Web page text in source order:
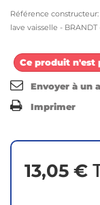
Référence
lave vaisselle - BRANDT
Ce produit n'est
Envoyer à un
Imprimer
13,05 €